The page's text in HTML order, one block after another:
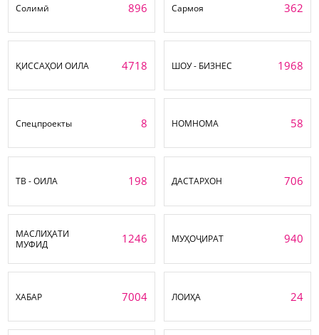
Солимӣ 896 Сармоя 362
ҚИССАҲОИ ОИЛА 4718 ШОУ - БИЗНЕС 1968
Спецпроекты 8 НОМНОМА 58
ТВ - ОИЛА 198 ДАСТАРХОН 706
МАСЛИҲАТИ
МУФИД
1246 МУҲОҶИРАТ 940
ХАБАР 7004 ЛОИҲА 24